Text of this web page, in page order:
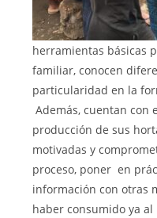
herramientas básicas
familiar, conocen
particularidad en la
Además, cuentan con
producción de sus
motivadas y
proceso, poner en
información con otras
haber consumido ya